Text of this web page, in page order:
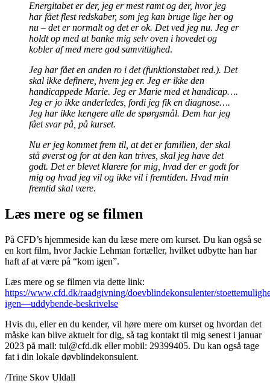
Energitabet er der, jeg er mest ramt og der, hvor jeg
har fået flest redskaber, som jeg kan bruge lige her og
nu – det er normalt og det er ok. Det ved jeg nu. Jeg er
holdt op med at banke mig selv oven i hovedet og
kobler af med mere god samvittighed.
Jeg har fået en anden ro i det (funktionstabet red.). Det
skal ikke definere, hvem jeg er. Jeg er ikke den
handicappede Marie. Jeg er Marie med et handicap….
Jeg er jo ikke anderledes, fordi jeg fik en diagnose….
Jeg har ikke længere alle de spørgsmål. Dem har jeg
fået svar på, på kurset.
Nu er jeg kommet frem til, at det er familien, der skal
stå øverst og for at den kan trives, skal jeg have det
godt. Det er blevet klarere for mig, hvad der er godt for
mig og hvad jeg vil og ikke vil i fremtiden. Hvad min
fremtid skal være.
Læs mere og se filmen
På CFD’s hjemmeside kan du læse mere om kurset. Du kan også se
en kort film, hvor Jackie Lehman fortæller, hvilket udbytte han har
haft af at være på “kom igen”.
Læs mere og se filmen via dette link:
https://www.cfd.dk/raadgivning/doevblindekonsulenter/
igen—uddybende-beskrivelse
Hvis du, eller en du kender, vil høre mere om kurset og hvordan det
måske kan blive aktuelt for dig, så tag kontakt til mig senest i januar
2023 på mail: tul@cfd.dk eller mobil: 29399405. Du kan også tage
fat i din lokale døvblindekonsulent.
/Trine Skov Uldall